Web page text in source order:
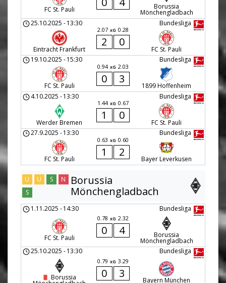
FC St. Pauli Borussia
Mönchengladbach
Bundesliga
25.10.2025 -13:30
Eintracht Frankfurt
2.07 xG 0.28
2 0
FC St. Pauli
Bundesliga
19.10.2025 -15:30
FC St. Pauli
0.94 xG 2.03
0 3
1899 Hoffenheim
Bundesliga
4.10.2025 -13:30
Werder Bremen
1.44 xG 0.67
1 0
FC St. Pauli
Bundesliga
27.9.2025 -13:30
FC St. Pauli
0.63 xG 0.60
1 2
Bayer Leverkusen
Borussia
Mönchengladbach
U U S
N
S
Bundesliga
1.11.2025 -14:30
FC St. Pauli
0.78 xG 2.32
0 4 Borussia
Mönchengladbach
Bundesliga
25.10.2025 -13:30
Borussia
0.79 xG 3.29
0 3
Bayern München